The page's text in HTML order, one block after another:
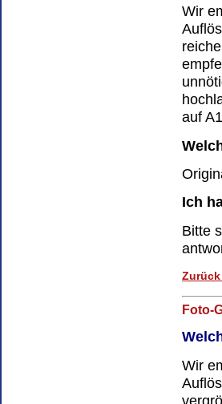
Wir
auf
Ich
Bitte
Foto-
Wir